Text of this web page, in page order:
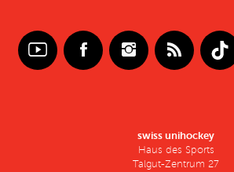
swiss unihockey
Haus des Sports
Talgut-Zentrum 27